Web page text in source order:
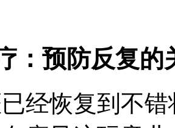
：预防反复的
经恢复到不